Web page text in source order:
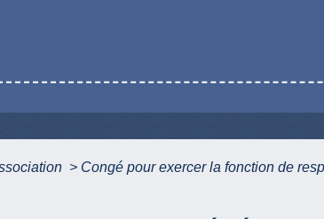
> Congé pour exercer la fonction de